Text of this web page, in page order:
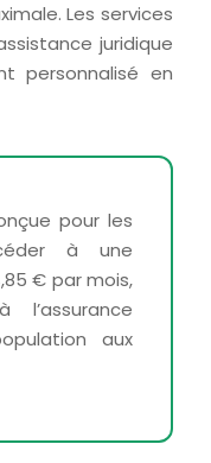
Les services
juridique
personnalisé en
pour les
à une
€ par mois,
l’assurance
aux